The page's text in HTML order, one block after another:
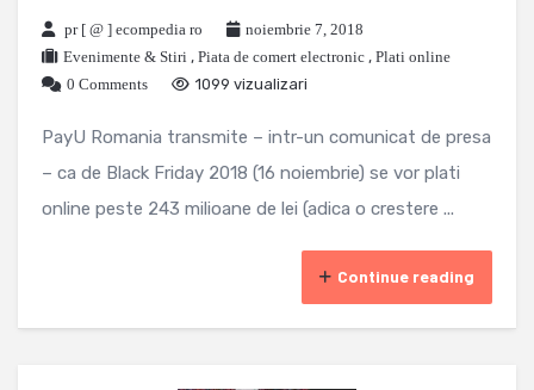
pr [ @ ] ecompedia ro
noiembrie 7, 2018
Evenimente & Stiri , Piata de comert electronic , Plati online
0 Comments
1099 vizualizari
PayU Romania transmite – intr-un comunicat de presa
– ca de Black Friday 2018 (16 noiembrie) se vor plati
online peste 243 milioane de lei (adica o crestere ...
Continue reading